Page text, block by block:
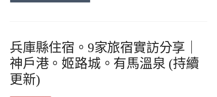
兵庫縣住宿。9家旅宿實訪分享｜
神戶港。姬路城。有馬溫泉 (持續
更新)